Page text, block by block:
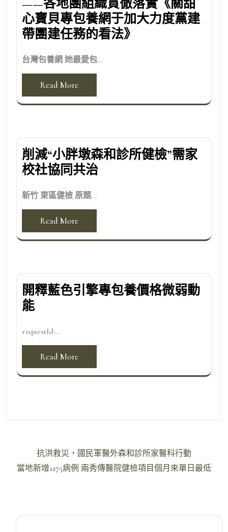
——各地團組織貫徹落實《關甜
心寶貝專包養網于加大力度黨建
帶團建任務的看法》
台灣包養網 她最愛包...
Read More
削減“小胖墩森和診所健檢”需家
校社協同共治
新竹 東區健檢 原題...
Read More
開釋藍色引擎專包養價格微弱動
能
requestId:...
Read More
章
抗洪救災，國民軍醫外森和診所家醫科行動
當地新增1275病例 兩秀傳醫院健檢項目個月來單日最低